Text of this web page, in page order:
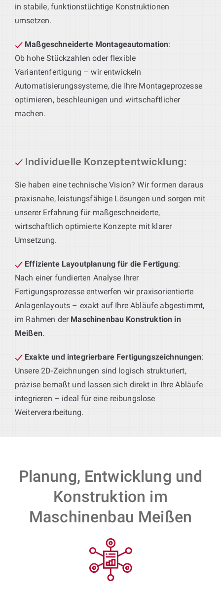
in stabile, funktionstüchtige Konstruktionen
umsetzen.
Maßgeschneiderte Montageautomation:
Ob hohe Stückzahlen oder flexible
Variantenfertigung – wir entwickeln
Automatisierungssysteme, die Ihre Montageprozesse
optimieren, beschleunigen und wirtschaftlicher
machen.
Individuelle Konzeptentwicklung:
Sie haben eine technische Vision? Wir formen daraus
praxisnahe, leistungsfähige Lösungen und sorgen mit
unserer Erfahrung für maßgeschneiderte,
wirtschaftlich optimierte Konzepte mit klarer
Umsetzung.
Effiziente Layoutplanung für die Fertigung:
Nach einer fundierten Analyse Ihrer
Fertigungsprozesse entwerfen wir praxisorientierte
Anlagenlayouts – exakt auf Ihre Abläufe abgestimmt,
im Rahmen der Maschinenbau Konstruktion in
Meißen.
Exakte und integrierbare Fertigungszeichnungen:
Unsere 2D-Zeichnungen sind logisch strukturiert,
präzise bemaßt und lassen sich direkt in Ihre Abläufe
integrieren – ideal für eine reibungslose
Weiterverarbeitung.
Planung, Entwicklung und
Konstruktion im
Maschinenbau Meißen